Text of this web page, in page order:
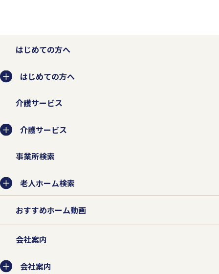
事前承認なく第三者に開示・提供すること
はありません。また、お客様の個人情報を
どによって業務委託先に個人情報保護を義
務付けるとともに、業務委託先が適切に個
2.個人情報の紛失、破壊、改ざ
ん、および漏えいなどを防止する
対策を行います。
えいなどを防止するため、不正アクセス対
はじめての方へ
はじめての方へ
介護サービス
介護サービス
事業所検索
老人ホーム検索
おすすめホーム動画
会社案内
会社案内